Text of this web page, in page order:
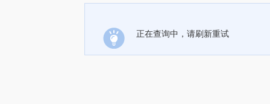
正在查询中，请刷新重试